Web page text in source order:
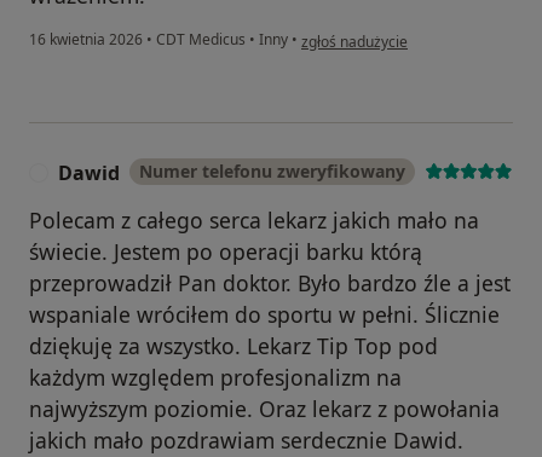
16 kwietnia 2026 • CDT Medicus • Inny • w opinii użytkownika Beata
zgłoś nadużycie
Dawid Numer telefonu zweryfikowany
Polecam z całego serca lekarz jakich mało na
świecie. Jestem po operacji barku którą
przeprowadził Pan doktor. Było bardzo źle a jest
wspaniale wróciłem do sportu w pełni. Ślicznie
dziękuję za wszystko. Lekarz Tip Top pod
każdym względem profesjonalizm na
najwyższym poziomie. Oraz lekarz z powołania
jakich mało pozdrawiam serdecznie Dawid.